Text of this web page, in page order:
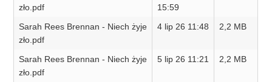
zło.pdf
15:59
Sarah Rees Brennan - Niech żyje
zło.pdf
4 lip 26 11:48 2,2 MB
Sarah Rees Brennan - Niech żyje
zło.pdf
5 lip 26 11:21 2,2 MB